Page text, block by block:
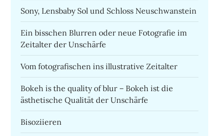
Sony, Lensbaby Sol und Schloss Neuschwanstein
Ein bisschen Blurren oder neue Fotografie im
Zeitalter der Unschärfe
Vom fotografischen ins illustrative Zeitalter
Bokeh is the quality of blur – Bokeh ist die
ästhetische Qualität der Unschärfe
Bisoziieren